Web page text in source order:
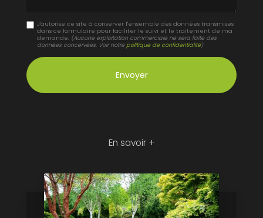
J'autorise ce site à conserver l'ensemble des données transmises
dans ce formulaire pour faciliter le suivi et le traitement de ma
demande. (Aucune exploitation commerciale ne sera faite des
données concervées. Voir notre politique de confidentialité)
En savoir +